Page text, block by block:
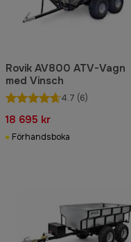
Rovik AV800 ATV-Vagn
med Vinsch
4.7 (6)
18 695 kr
Förhandsboka